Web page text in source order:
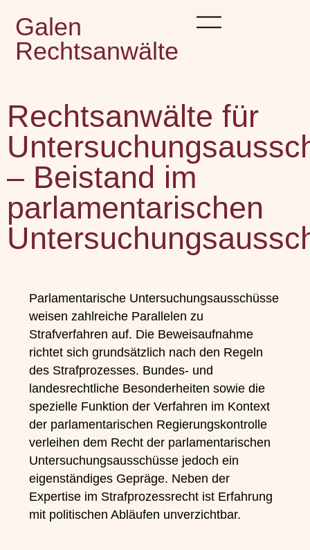
Galen
Rechtsanwälte
Rechtsanwälte für
– Beistand im
parlamentarischen
Parlamentarische Untersuchungsausschüsse
weisen zahlreiche Parallelen zu
Strafverfahren auf. Die Beweisaufnahme
richtet sich grundsätzlich nach den Regeln
des Strafprozesses. Bundes- und
landesrechtliche Besonderheiten sowie die
spezielle Funktion der Verfahren im Kontext
der parlamentarischen Regierungskontrolle
verleihen dem Recht der parlamentarischen
Untersuchungsausschüsse jedoch ein
eigenständiges Gepräge. Neben der
Expertise im Strafprozessrecht ist Erfahrung
mit politischen Abläufen unverzichtbar.